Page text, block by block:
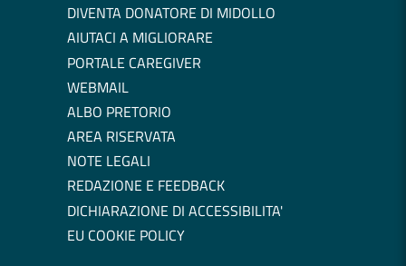
DIVENTA DONATORE DI MIDOLLO
AIUTACI A MIGLIORARE
PORTALE CAREGIVER
WEBMAIL
ALBO PRETORIO
AREA RISERVATA
NOTE LEGALI
REDAZIONE E FEEDBACK
DICHIARAZIONE DI ACCESSIBILITA'
EU COOKIE POLICY